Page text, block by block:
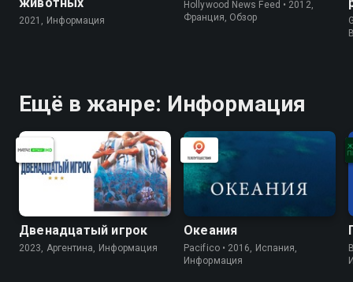
2021, Информация
Hollywood News Feed • 2012,
Франция, Обзор
Ещё в жанре: Информация
Двенадцатый игрок
2023, Аргентина, Информация
Океания
Pacifico • 2016, Испания,
Информация